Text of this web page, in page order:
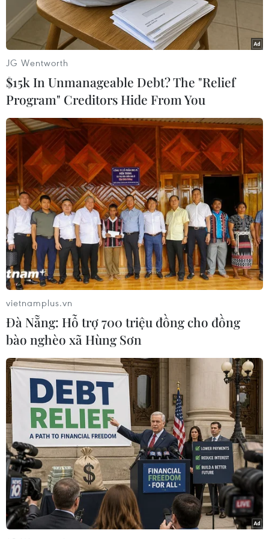
Nghi thức động thổ xây dựng nhà máy đốt chất thải rắn phát
điện Bến Tre. (Ảnh: Huỳnh Phúc Hậu/TTXVN)
Ngày 5/6, tại phường Phú Tân, tỉnh Vĩnh Long,
Hệ sinh thái Tập đoàn AMACCAO cùng Công ty
Cổ phần xử lý rác thải Bến Tre tổ chức Lễ động
thổ dự án Nhà máy đốt chất thải rắn phát điện
Bến Tre, với công suất xử lý 650 tấn/ngày và
công suất phát điện đạt 13 MW.
dân tỉnh Vĩnh Long Nguyễn Quỳnh Thiện cho
hay, hiện nay lượng rác thải sinh hoạt toàn tỉnh
Vĩnh Long hơn 1.400 tấn/ngày; trong khi hơn
95% hiện vẫn phải xử lý bằng phương pháp
chôn lấp gây tiêu tốn quỹ đất và tiềm ẩn nguy
cơ ô nhiễm.
Do đó, việc triển khai nhà máy đốt chất thải rắn
phát điện Bến Tre không chỉ giúp khép lại áp
lực ô nhiễm tại các địa phương trên địa bàn
tỉnh Bến Tre cũ, mà còn hiện thực hóa quyết
JG Wentworth
$15k In Unmanageable Debt? The "Relief
Program" Creditors Hide From You
vietnamplus.vn
Đà Nẵng: Hỗ trợ 700 triệu đồng cho đồng
bào nghèo xã Hùng Sơn